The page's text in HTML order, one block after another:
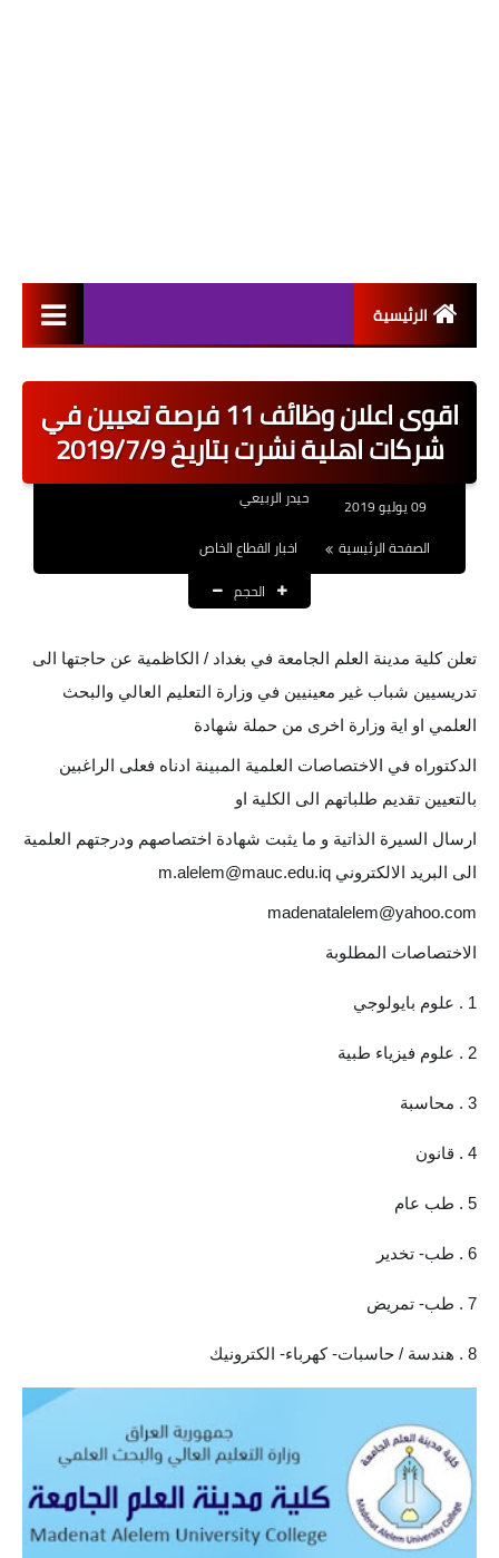
الرئيسية
اخبار القطاع العام
اخبار القطاع الخاص
العقود والاجور اليومية
القروض والسلف
المنح المالية
قطع الاراضي
اخبار العراق
المرحلة المتوسطة
اسئلة وزارية
المرحلة الابتدائية
المرحلة المتوسطة
اقوى اعلان وظائف 11 فرصة تعيين في
شركات اهلية نشرت بتاريخ 2019/7/9
حيدر الربيعي
الصفحة الرئيسية
اخبار القطاع الخاص
الحجم
تعلن كلية مدينة العلم الجامعة في بغداد / الكاظمية عن حاجتها الى
تدريسيين شباب غير معينيين في وزارة التعليم العالي والبحث
العلمي او اية وزارة اخرى من حملة شهادة
الدكتوراه في الاختصاصات العلمية المبينة ادناه فعلى الراغبين
بالتعيين تقديم طلباتهم الى الكلية او
ارسال السيرة الذاتية و ما يثبت شهادة اختصاصهم ودرجتهم العلمية
الى البريد الالكتروني m.alelem@mauc.edu.iq
madenatalelem@yahoo.com
الاختصاصات المطلوبة
1 . علوم بايولوجي
2 . علوم فيزياء طبية
3 . محاسبة
4 . قانون
5 . طب عام
6 . طب- تخدير
7 . طب- تمريض
8 . هندسة / حاسبات- كهرباء- الكترونيك